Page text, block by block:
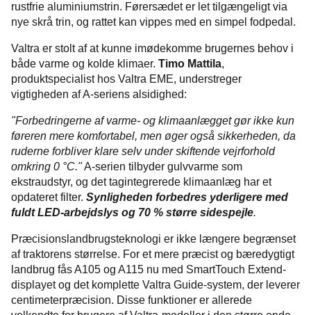
rustfrie aluminiumstrin. Førersædet er let tilgængeligt via
nye skrå trin, og rattet kan vippes med en simpel fodpedal.
Valtra er stolt af at kunne imødekomme brugernes behov i
både varme og kolde klimaer. Timo Mattila,
produktspecialist hos Valtra EME, understreger
vigtigheden af A-seriens alsidighed:
"Forbedringerne af varme- og klimaanlægget gør ikke kun
føreren mere komfortabel, men øger også sikkerheden, da
ruderne forbliver klare selv under skiftende vejrforhold
omkring 0 °C."A-serien tilbyder gulvvarme som
ekstraudstyr, og det tagintegrerede klimaanlæg har et
opdateret filter. Synligheden forbedres yderligere med
fuldt LED-arbejdslys og 70 % større sidespejle.
Præcisionslandbrugsteknologi er ikke længere begrænset
af traktorens størrelse. For et mere præcist og bæredygtigt
landbrug fås A105 og A115 nu med SmartTouch Extend-
displayet og det komplette Valtra Guide-system, der leverer
centimeterpræcision. Disse funktioner er allerede